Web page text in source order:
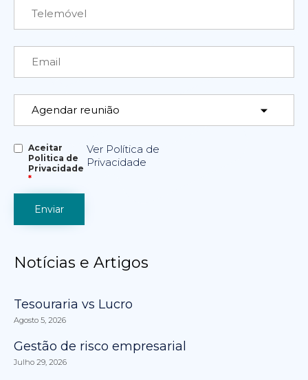
Aceitar
Politica de
Privacidade
*
Ver Política de
Privacidade
Notícias e Artigos
Tesouraria vs Lucro
Agosto 5, 2026
Gestão de risco empresarial
Julho 29, 2026